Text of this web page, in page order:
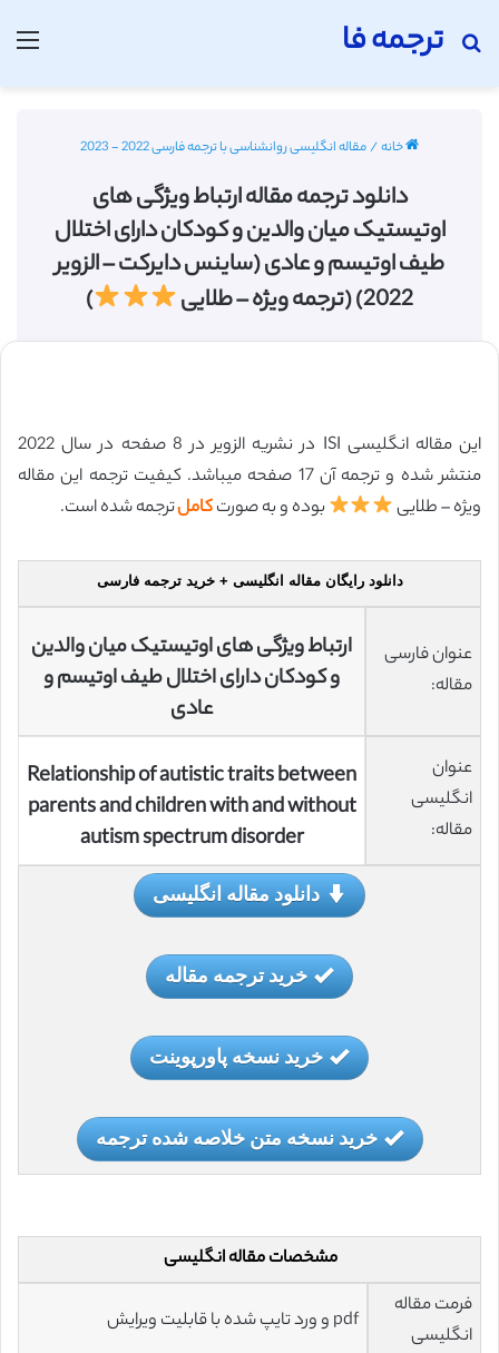
ترجمه فا
جستجو برای
خانه/مقاله انگلیسی روانشناسی با ترجمه فارسی 2022 - 2023
دانلود ترجمه مقاله ارتباط ویژگی های
اوتیستیک میان والدین و کودکان دارای اختلال
طیف اوتیسم و عادی (ساینس دایرکت – الزویر
2022) (ترجمه ویژه – طلایی
)
این مقاله انگلیسی ISI در نشریه الزویر در 8 صفحه در سال 2022
منتشر شده و ترجمه آن 17 صفحه میباشد. کیفیت ترجمه این مقاله
ویژه – طلایی
بوده و به صورتکاملترجمه شده است.
دانلود رایگان مقاله انگلیسی + خرید ترجمه فارسی
عنوان فارسی
مقاله:
ارتباط ویژگی های اوتیستیک میان والدین
و کودکان دارای اختلال طیف اوتیسم و
عادی
عنوان
انگلیسی
مقاله:
Relationship of autistic traits between
parents and children with and without
autism spectrum disorder
دانلود مقاله انگلیسی
خرید ترجمه مقاله
خرید نسخه پاورپوینت
خرید نسخه متن خلاصه شده ترجمه
مشخصات مقاله انگلیسی
فرمت مقاله
انگلیسی
pdf و ورد تایپ شده با قابلیت ویرایش